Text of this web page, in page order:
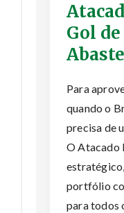
Gol
Para
quando o
precisa de
O Atacado
portfólio
para todos